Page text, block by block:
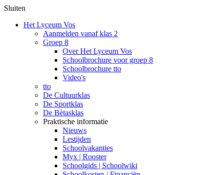
Sluiten
Het Lyceum Vos
Aanmelden vanaf klas 2
Groep 8
Over Het Lyceum Vos
Schoolbrochure voor groep 8
Schoolbrochure tto
Video's
tto
De Cultuurklas
De Sportklas
De Bètasklas
Praktische informatie
Nieuws
Lestijden
Schoolvakanties
Myx | Rooster
Schoolgids | Schoolwiki